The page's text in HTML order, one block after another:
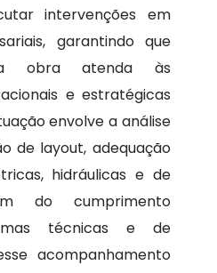
intervenções em
garantindo que
obra atenda às
e estratégicas
envolve a análise
de layout, adequação
hidráulicas e de
do cumprimento
técnicas e de
acompanhamento